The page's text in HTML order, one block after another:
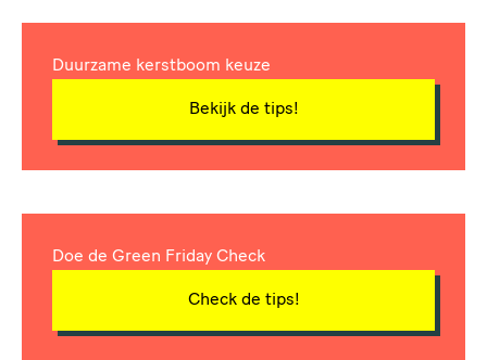
Duurzame kerstboom keuze
Bekijk de tips!
Doe de Green Friday Check
Check de tips!